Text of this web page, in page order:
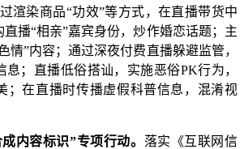
渲染商品“功效”等方式，在直播带货中
播“相亲”嘉宾身份，炒作婚恋话题；主
情”内容；通过深夜付费直播躲避监管，
息；直播低俗搭讪，实施恶俗PK行为，
；在直播时传播虚假科普信息，混淆视
内容标识”专项行动。 落实《互联网信